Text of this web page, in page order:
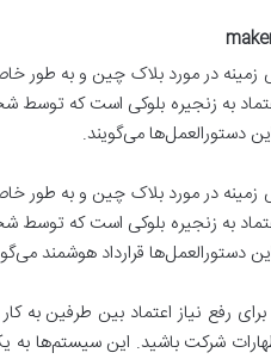
در مورد بلاک چین و به طور خاص
به زنجیره بلوکی است که توسط
دستورالعمل‌ها می‌گویند.
در مورد بلاک چین و به طور خاص
به زنجیره بلوکی است که توسط
دستورالعمل‌ها قرارداد هوشمند
برای رفع نیاز اعتماد بین طرفین
شرکت باشید. این سیستم‌ها به